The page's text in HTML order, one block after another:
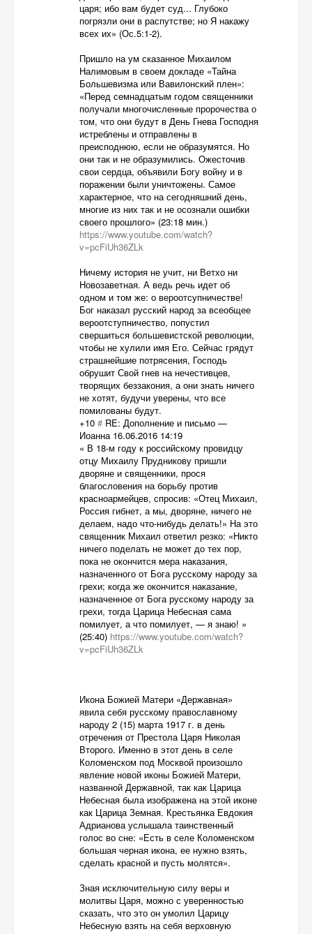
царя; ибо вам будет суд... Глубоко
погрязли они в распутстве; но Я накажу
всех их» (Ос.5:1-2).
Пришло на ум сказанное Михаилом
Налимовым в своем докладе «Тайна
Большевизма или Вавилонский плен»:
«Перед семнадцатым годом священники
получали многочисленные пророчества о
том, что они будут в День Гнева Господня
истреблены и отправлены в
преисподнюю, если не образумятся. Но
они так и не образумились. Ожесточив
свои сердца, объявили Богу войну и в
поражении были уничтожены. Самое
характерное, что на сегодняшний день,
многие из них так и не осознали ошибки
своего прошлого» (23:18 мин.)
https://www.youtube.com/watch?
v=pcFiUh36ZLk
Ничему история не учит, ни Ветхо ни
Новозаветная. А ведь речь идет об
одном и том же: о вероотсупничестве!
Бог наказал русский народ за всеобщее
вероотступничество, попустил
свершиться большевистской революции,
чтобы не хулили имя Его. Сейчас грядут
страшнейшие потрясения, Господь
обрушит Свой гнев на нечестивцев,
творящих беззакония, а они знать ничего
не хотят, будучи уверены, что все
помилованы будут.
+10 # RE: Дополнение и письмо—
Иоанна 16.06.2016 14:19
« В 18-м году к российскому провидцу
отцу Михаилу Прудникову пришли
дворяне и священники, прося
благословения на борьбу против
красноармейцев, спросив: «Отец Михаил,
Россия гибнет, а мы, дворяне, ничего не
делаем, надо что-нибудь делать!» На это
священник Михаил ответил резко: «Никто
ничего поделать не может до тех пор,
пока не окончится мера наказания,
назначенного от Бога русскому народу за
грехи; когда же окончится наказание,
назначенное от Бога русскому народу за
грехи, тогда Царица Небесная сама
помилует, а что помилует, — я знаю! »
(25:40) https://www.youtube.com/watch?
v=pcFiUh36ZLk
Икона Божией Матери «Державная»
явила себя русскому православному
народу 2 (15) марта 1917 г. в день
отречения от Престола Царя Николая
Второго. Именно в этот день в селе
Коломенском под Москвой произошло
явление новой иконы Божией Матери,
названной Державной, так как Царица
Небесная была изображена на этой иконе
как Царица Земная. Крестьянка Евдокия
Адрианова услышала таинственный
голос во сне: «Есть в селе Коломенском
большая черная икона, ее нужно взять,
сделать красной и пусть молятся».
Зная исключительную силу веры и
молитвы Царя, можно с уверенностью
сказать, что это он умолил Царицу
Небесную взять на себя верховную